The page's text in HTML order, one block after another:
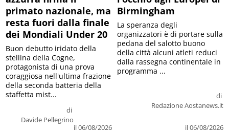
primato nazionale, ma
resta fuori dalla finale
dei Mondiali Under 20
di
Davide Pellegrino
il 06/08/2026
Buon debutto iridato della
stellina della Cogne,
protagonista di una prova
coraggiosa nell'ultima frazione
della seconda batteria della
staffetta mist...
Birmingham
di
Redazione Aostanews.it
il 06/08/2026
La speranza degli
organizzatori è di portare sulla
pedana del salotto buono
della città alcuni atleti reduci
dalla rassegna continentale in
programma ...